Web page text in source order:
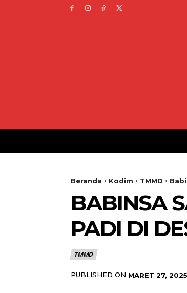
Beranda Kodim TMMD
BABINSA
PADI DI
TMMD
PUBLISHED ON MARET 27, 2025